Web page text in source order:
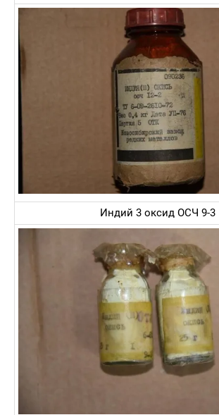
Индий 3 оксид ОСЧ 9-3